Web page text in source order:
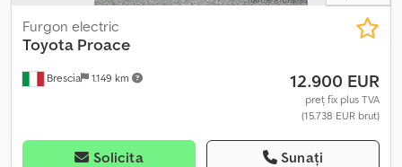
Brescia 1.149 km
Furgon electric
Toyota Proace
12.900 EUR
preț fix plus TVA
(15.738 EUR brut)
Solicita Sunați